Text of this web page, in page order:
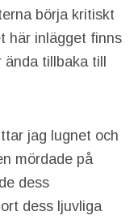
börja kritiskt
här inlägget finns
ända tillbaka till
jag lugnet och
mördade på
dess
dess ljuvliga